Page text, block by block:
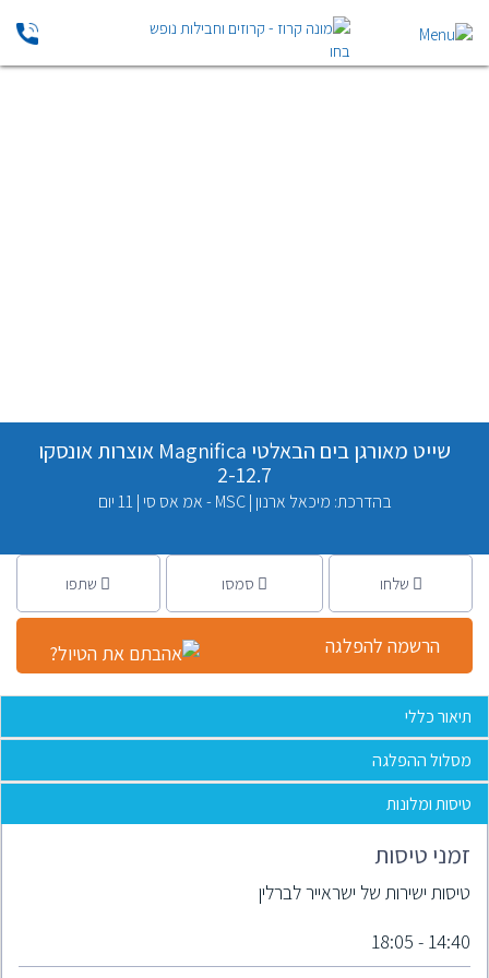
שייט מאורגן בים הבאלטי Magnifica אוצרות אונסקו
2-12.7
בהדרכת: מיכאל ארנון | MSC - אמ אס סי | 11 יום
שתפו סמסו שלחו
הרשמה להפלגה
תיאור כללי
מסלול ההפלגה
טיסות ומלונות
זמני טיסות
טיסות ישירות של ישראייר לברלין
14:40 - 18:05